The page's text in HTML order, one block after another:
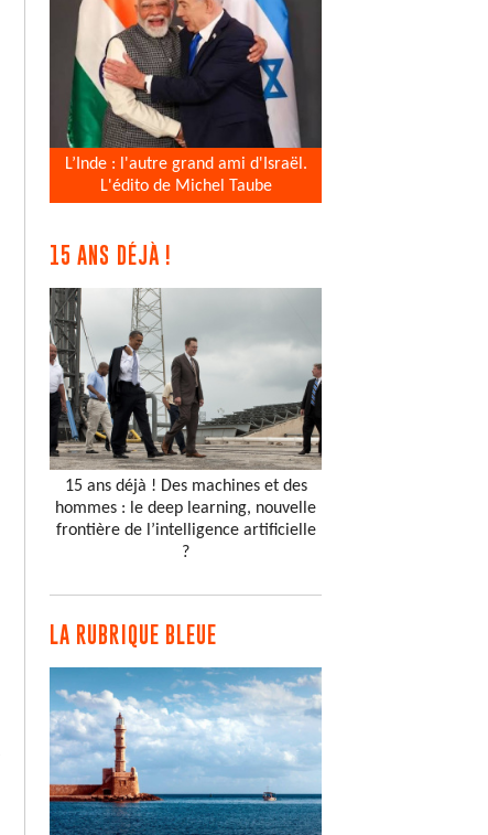
L’Inde : l'autre grand ami d'Israël.
L'édito de Michel Taube
15 ANS DÉJÀ !
15 ans déjà ! Des machines et des
hommes : le deep learning, nouvelle
frontière de l’intelligence artificielle
?
LA RUBRIQUE BLEUE